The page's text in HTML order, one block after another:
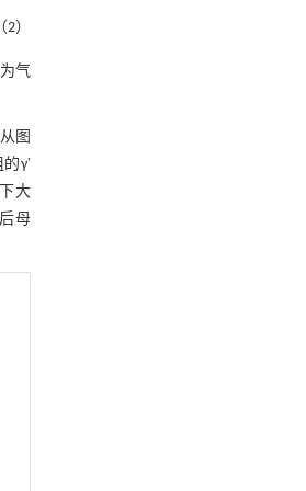
2）
为气
图
γ′
大
母